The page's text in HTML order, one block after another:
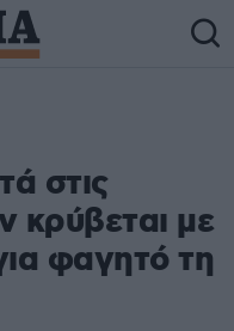
στις
κρύβεται με
φαγητό τη